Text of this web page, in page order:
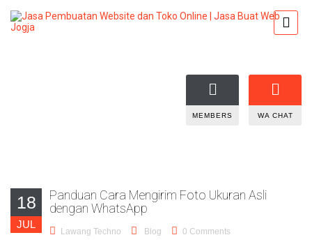
MEMBERS WA CHAT
18
JUL
Panduan Cara Mengirim Foto Ukuran Asli
dengan WhatsApp
Lawang Techno Blog 0 Comments